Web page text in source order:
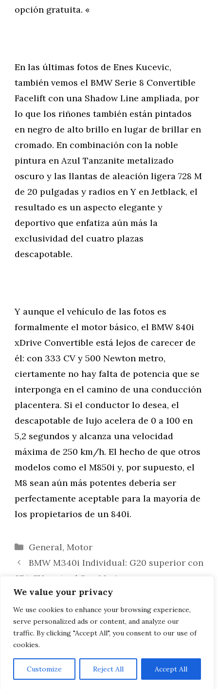
We value your privacy
We use cookies to enhance your browsing experience,
serve personalized ads or content, and analyze our
traffic. By clicking "Accept All", you consent to our use of
cookies.
Customize Reject All Accept All
opción gratuita. «
En las últimas fotos de Enes Kucevic,
también vemos el BMW Serie 8 Convertible
Facelift con una Shadow Line ampliada, por
lo que los riñones también están pintados
en negro de alto brillo en lugar de brillar en
cromado. En combinación con la noble
pintura en Azul Tanzanite metalizado
oscuro y las llantas de aleación ligera 728 M
de 20 pulgadas y radios en Y en Jetblack, el
resultado es un aspecto elegante y
deportivo que enfatiza aún más la
exclusividad del cuatro plazas
descapotable.
Y aunque el vehículo de las fotos es
formalmente el motor básico, el BMW 840i
xDrive Convertible está lejos de carecer de
él: con 333 CV y 500 Newton metro,
ciertamente no hay falta de potencia que se
interponga en el camino de una conducción
placentera. Si el conductor lo desea, el
descapotable de lujo acelera de 0 a 100 en
5,2 segundos y alcanza una velocidad
máxima de 250 km/h. El hecho de que otros
modelos como el M850i y, por supuesto, el
M8 sean aún más potentes debería ser
perfectamente aceptable para la mayoría de
los propietarios de un 840i.
Categorías
General, Motor
BMW M340i Individual: G20 superior con
374 CV en Azul San Marino
Pieter Nota, miembro del consejo de
administración de BMW: La época de
dominio de Tesla ha terminado
AVISO LEGAL, POLITICA DE PRIVACIDAD, COOKIES